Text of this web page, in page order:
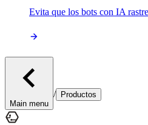
Evita que los bots con IA
Main menu
/ Productos